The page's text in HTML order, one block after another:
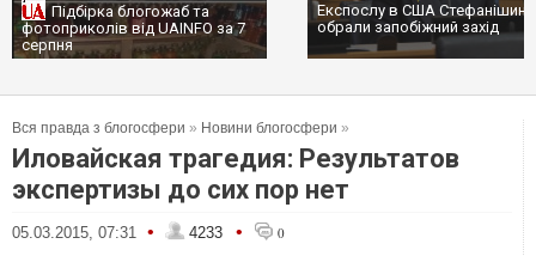
Підбірка блогожаб та
фотоприколів від UAINFO за 7
серпня
Експослу в США Стефанішиній
обрали запобіжний захід
Вся правда з блогосфери » Новини блогосфери »
Иловайская трагедия: Результатов
экспертизы до сих пор нет
05.03.2015, 07:31 • 4233 • 0